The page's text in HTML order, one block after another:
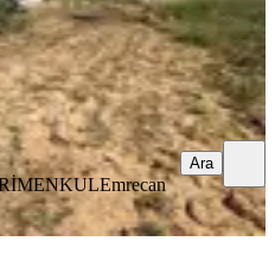
Zengin
Emrecan
Ara